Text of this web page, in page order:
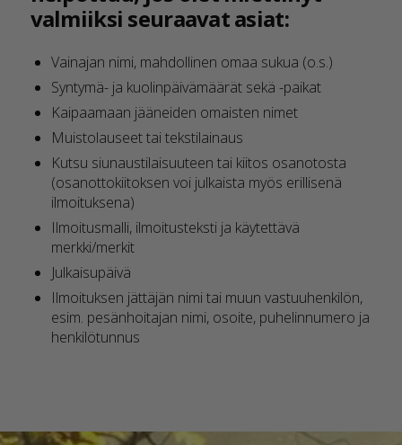
valmiiksi seuraavat asiat:
Vainajan nimi, mahdollinen omaa sukua (o.s.)
Syntymä- ja kuolinpäivämäärät sekä -paikat
Kaipaamaan jääneiden omaisten nimet
Muistolauseet tai tekstilainaus
Kutsu siunaustilaisuuteen tai kiitos osanotosta
(osanottokiitoksen voi julkaista myös erillisenä
ilmoituksena)
Ilmoitusmalli, ilmoitusteksti ja käytettävä
merkki/merkit
Julkaisupäivä
Ilmoituksen jättäjän nimi tai muun vastuuhenkilön,
esim. pesänhoitajan nimi, osoite, puhelinnumero ja
henkilötunnus